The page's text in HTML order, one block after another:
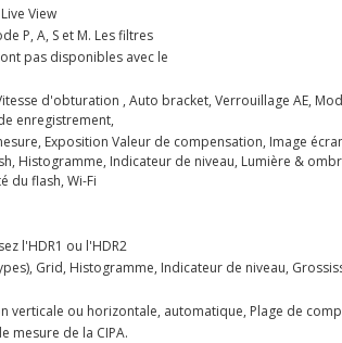
View
P, A, S et M. Les filtres
pas disponibles avec le
d'obturation , Auto bracket, Verrouillage AE,
enregistrement,
Exposition Valeur de compensation, Image
Histogramme, Indicateur de niveau, Lumière &
du flash, Wi-Fi
l'HDR1 ou l'HDR2
Grid, Histogramme, Indicateur de niveau,
verticale ou horizontale, automatique, Plage de
mesure de la CIPA.